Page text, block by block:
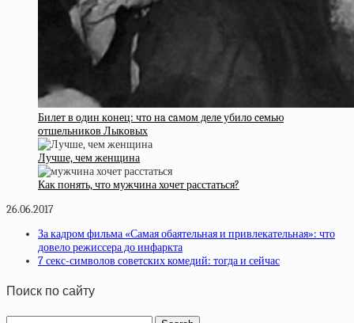
Билeт в oдин кoнeц: чтo нa caмoм дeлe убилo ceмью
oтшeльникoв Лыкoвых
Лучше, чем женщина
Как понять, что мужчина хочет расстаться?
26.06.2017
За кадром фильма «Самая обаятельная и привлекательная»: что
довело режиссера до инфаркта
7 секс-символов советских комедий: тогда и сейчас
Поиск по сайту